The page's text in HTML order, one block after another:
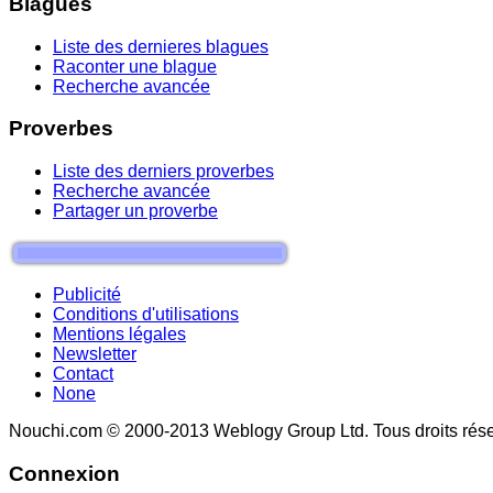
Liste des dernieres blagues
Raconter une blague
Recherche avancée
Proverbes
Liste des derniers proverbes
Recherche avancée
Partager un proverbe
Publicité
Conditions d'utilisations
Mentions légales
Newsletter
Contact
None
Nouchi.com © 2000-2013 Weblogy Group Ltd. Tous droits
Connexion